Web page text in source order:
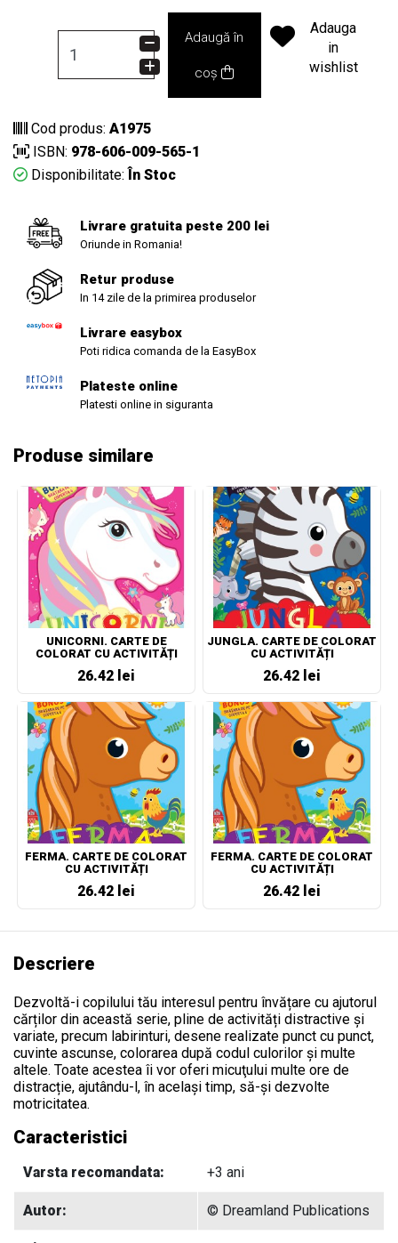
Adaugă în
coș
Adauga
in
wishlist
Cod produs: A1975
ISBN: 978-606-009-565-1
Disponibilitate: În Stoc
Livrare gratuita peste 200 lei
Oriunde in Romania!
Retur produse
In 14 zile de la primirea produselor
Livrare easybox
Poti ridica comanda de la EasyBox
Plateste online
Platesti online in siguranta
Produse similare
UNICORNI. CARTE DE
COLORAT CU ACTIVITĂȚI
26.42 lei
JUNGLA. CARTE DE COLORAT
CU ACTIVITĂȚI
26.42 lei
FERMA. CARTE DE COLORAT
CU ACTIVITĂȚI
26.42 lei
FERMA. CARTE DE COLORAT
CU ACTIVITĂȚI
26.42 lei
Descriere
Dezvoltă-i copilului tău interesul pentru învățare cu ajutorul
cărților din această serie, pline de activități distractive și
variate, precum labirinturi, desene realizate punct cu punct,
cuvinte ascunse, colorarea după codul culorilor și multe
altele. Toate acestea îi vor oferi micuţului multe ore de
distracție, ajutându-l, în același timp, să-și dezvolte
motricitatea.
Caracteristici
Varsta recomandata: +3 ani
Autor: © Dreamland Publications